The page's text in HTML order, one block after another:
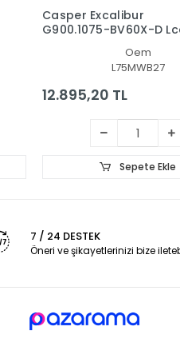
Casper Excalibur
G900.1075-BV60X-D
Oem
L75MWB27
12.895,20 TL
Sepete Ekle
7 / 24 DESTEK
Öneri ve şikayetlerinizi bize